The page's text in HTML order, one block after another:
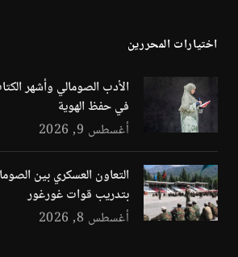
اختيارات المحررين
الأدب الصومالي وأشهر
في حفظ الهوية
أغسطس 9, 2026
التعاون العسكري بين
بتدريب قوات غورغور
أغسطس 8, 2026